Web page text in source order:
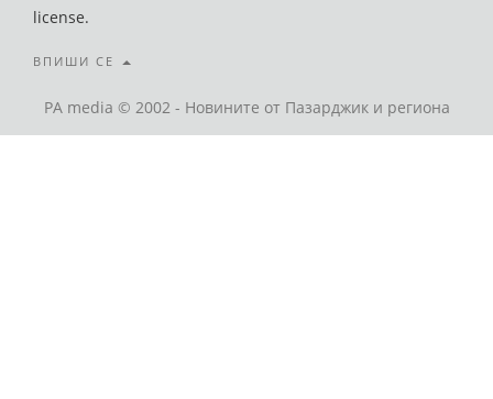
license.
ВПИШИ СЕ
PA media © 2002 - Новините от Пазарджик и региона